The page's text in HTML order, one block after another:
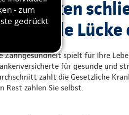
Lücke
Zahngesundheit spielt für Ihre
für gesunde und
zahlt die Gesetzliche
Rest zahlen Sie selbst.​